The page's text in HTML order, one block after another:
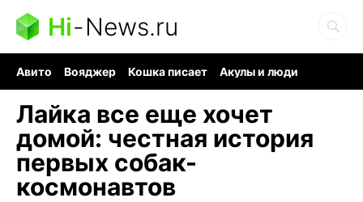
Hi-News.ru
Авито Вояджер Кошка писает
Акулы и люди
Лайка все еще хочет
домой: честная история
первых собак-
космонавтов